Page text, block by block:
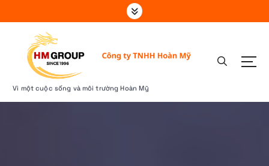
k
o
Vì một cuộc sống và môi trường Hoàn Mỹ